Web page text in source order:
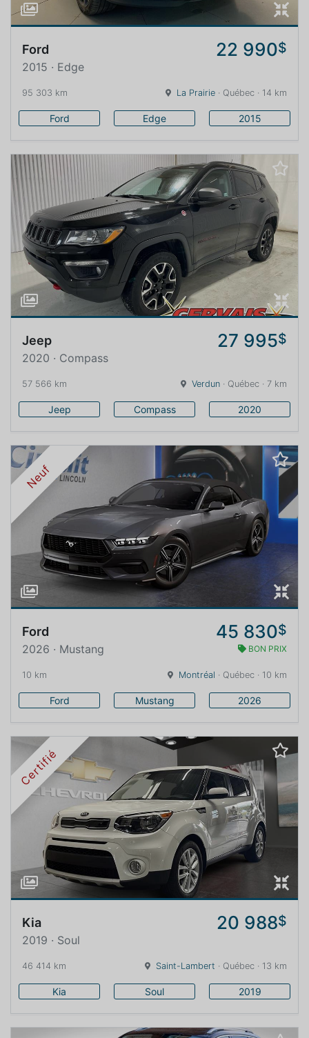
Ford 22 990$
2015 · Edge
95 303 km La Prairie · Québec · 14 km
Ford Edge 2015
Jeep 27 995$
2020 · Compass
57 566 km Verdun · Québec · 7 km
Jeep Compass 2020
Neuf
Ford 45 830$
2026 · Mustang BON PRIX
10 km Montréal · Québec · 10 km
Ford Mustang 2026
Certifié
Kia 20 988$
2019 · Soul
46 414 km Saint-Lambert · Québec · 13 km
Kia Soul 2019